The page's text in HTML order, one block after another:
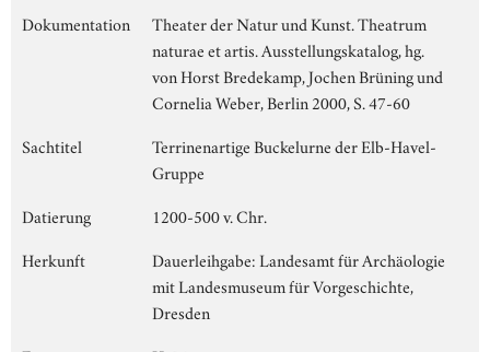
Dokumentation
Theater der Natur und Kunst. Theatrum
naturae et artis. Ausstellungskatalog, hg.
von Horst Bredekamp, Jochen Brüning und
Cornelia Weber, Berlin 2000, S. 47-60
Sachtitel
Terrinenartige Buckelurne der Elb-Havel-
Gruppe
Datierung
1200-500 v. Chr.
Herkunft
Dauerleihgabe: Landesamt für Archäologie
mit Landesmuseum für Vorgeschichte,
Dresden